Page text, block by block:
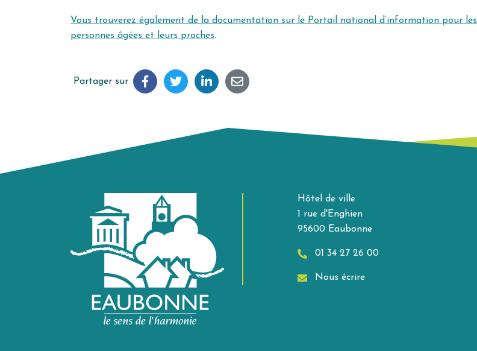
Vous trouverez également de la documentation sur le Portail national d’information pour les
personnes âgées et leurs proches.
Partager sur
Hôtel de ville
1 rue d'Enghien
95600 Eaubonne
01 34 27 26 00
Nous écrire